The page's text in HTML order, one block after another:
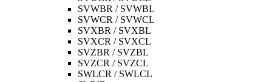
SVWBR / SVWBL
SVWCR / SVWCL
SVXBR / SVXBL
SVXCR / SVXCL
SVZBR / SVZBL
SVZCR / SVZCL
SWLCR / SWLCL